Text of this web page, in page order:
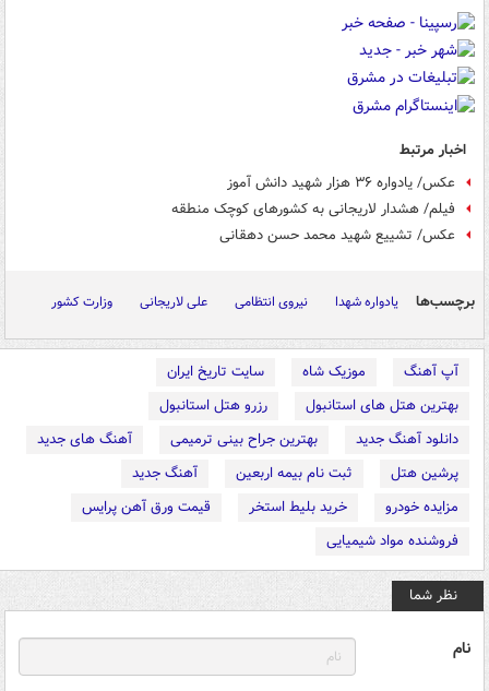
اخبار مرتبط
عکس/ یادواره ۳۶ هزار شهید دانش آموز‎
فیلم/ هشدار لاریجانی به کشورهای کوچک منطقه
عکس/ تشییع شهید محمد حسن دهقانی
برچسب‌ها یادواره شهدا نیروی انتظامی علی لاریجانی وزارت کشور
آپ آهنگ موزیک شاه
سایت تاریخ ایران
بهترین هتل های استانبول
رزرو هتل استانبول
دانلود آهنگ جدید
بهترین جراح بینی ترمیمی
آهنگ های جدید
پرشین هتل
ثبت نام بیمه اربعین
آهنگ جدید
مزایده خودرو
خرید بلیط استخر
قیمت ورق آهن پرایس
فروشنده مواد شیمیایی
نظر شما
نام